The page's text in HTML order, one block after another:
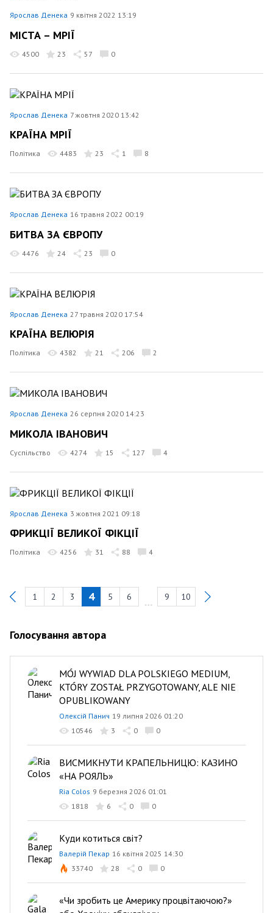
Ярослав Денека 9 квітня 2022 13:19
МІСТА – МРІЇ
4500 23 57 0
Ярослав Денека 7 жовтня 2020 13:42
КРАЇНА МРІЇ
Політика 4483 23 1 8
Ярослав Денека 16 травня 2022 00:19
БИТВА ЗА ЄВРОПУ
4476 24 23 0
Ярослав Денека 27 травня 2020 17:54
КРАЇНА ВЕЛЮРІЯ
Політика 4382 21 206 2
Ярослав Денека 26 серпня 2020 14:23
МИКОЛА ІВАНОВИЧ
Суспільство 4274 15 127 4
Ярослав Денека 3 жовтня 2021 09:18
ФРИКЦІЇ ВЕЛИКОЇ ФІКЦІЇ
Політика 4256 31 88 4
Previous
1 2 3 4 5 6 9 10
Голосування автора
MÓJ WYWIAD DLA POLSKIEGO MEDIUM,
KTÓRY ZOSTAŁ PRZYGOTOWANY, ALE NIE
OPUBLIKOWANY
Олексій Панич 19 липня 2026 01:20
10546
3 0 0
ВИСМИКНУТИ КРАПЕЛЬНИЦЮ: КАЗИНО
«НА РОЯЛЬ»
Ria Colos 9 березня 2026 01:01
1818
6 0 0
Куди котиться світ?
Валерій Пекар 16 квітня 2025 14:30
33740
28 0 0
«Чи зробить це Америку процвітаючою?»